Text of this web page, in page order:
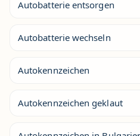
Autobatterie entsorgen
Autobatterie wechseln
Autokennzeichen
Autokennzeichen geklaut